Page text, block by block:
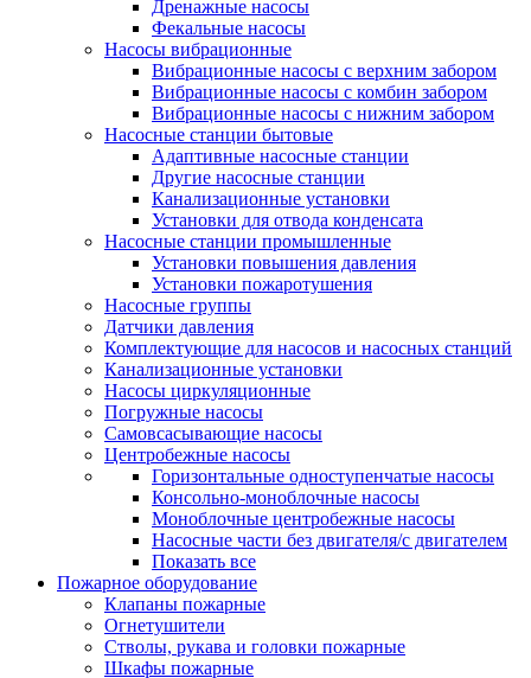
Дренажные насосы
Фекальные насосы
Насосы вибрационные
Вибрационные насосы с верхним забором
Вибрационные насосы с комбин забором
Вибрационные насосы с нижним забором
Насосные станции бытовые
Адаптивные насосные станции
Другие насосные станции
Канализационные установки
Установки для отвода конденсата
Насосные станции промышленные
Установки повышения давления
Установки пожаротушения
Насосные группы
Датчики давления
Комплектующие для насосов и насосных станций
Канализационные установки
Насосы циркуляционные
Погружные насосы
Самовсасывающие насосы
Центробежные насосы
Горизонтальные одноступенчатые насосы
Консольно-моноблочные насосы
Моноблочные центробежные насосы
Насосные части без двигателя/с двигателем
Показать все
Пожарное оборудование
Клапаны пожарные
Огнетушители
Стволы, рукава и головки пожарные
Шкафы пожарные